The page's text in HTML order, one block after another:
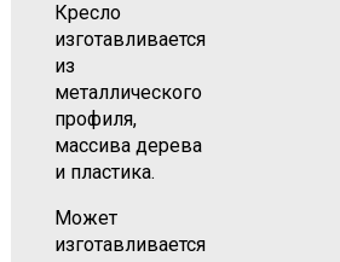
Кресло
изготавливается
из
металлического
профиля,
массива дерева
и пластика.
Может
изготавливается